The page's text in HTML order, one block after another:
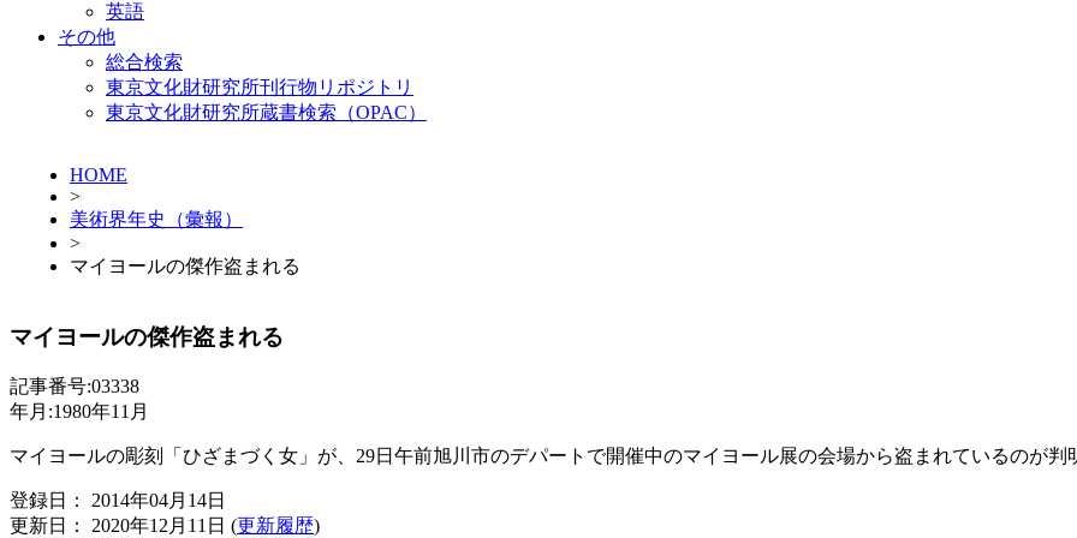
英語
その他
総合検索
東京文化財研究所刊行物リポジトリ
東京文化財研究所蔵書検索（OPAC）
HOME
>
美術界年史（彙報）
>
マイヨールの傑作盗まれる
マイヨールの傑作盗まれる
記事番号:03338
年月:1980年11月
マイヨールの彫刻「ひざまづく女」が、29日午前旭川市のデパートで開催中のマイヨール展の会場から盗まれているのが判
登録日： 2014年04月14日
更新日： 2020年12月11日 (更新履歴)